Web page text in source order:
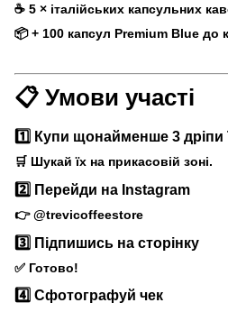
☕ 5 × італійських капсульних
📦 + 100 капсул Premium Blue до
📋 Умови участі
1️⃣ Купи щонайменше 3
🛒 Шукай їх на прикасовій зоні.
2️⃣ Перейди на Instagram
👉 @trevicoffeestore
3️⃣ Підпишись на сторінку
✅ Готово!
4️⃣ Сфотографуй чек